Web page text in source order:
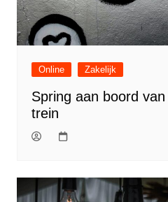
Online Zakelijk
Spring aan boord
trein